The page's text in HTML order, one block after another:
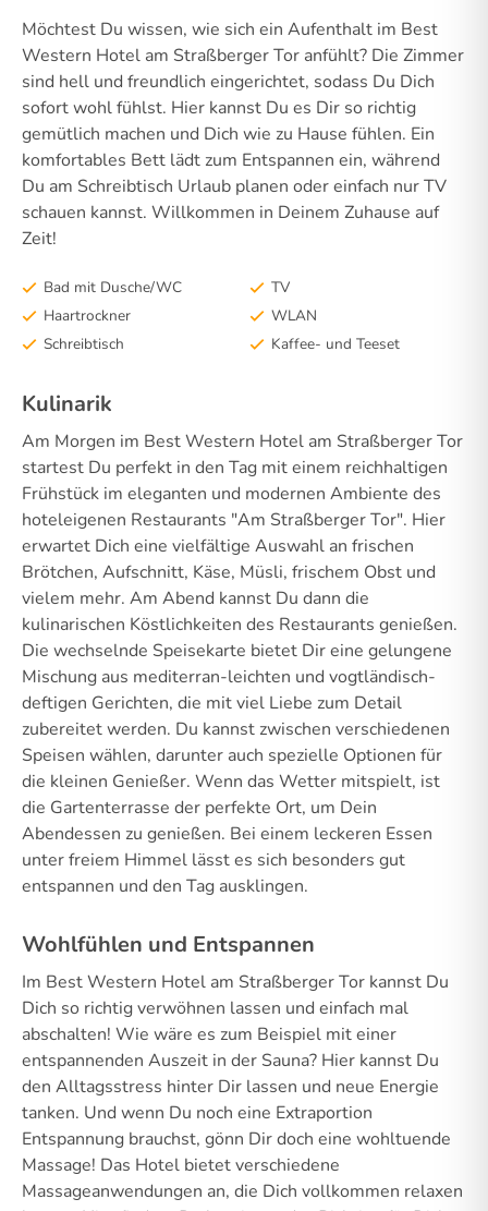
Möchtest Du wissen, wie sich ein Aufenthalt im Best
Western Hotel am Straßberger Tor anfühlt? Die Zimmer
sind hell und freundlich eingerichtet, sodass Du Dich
sofort wohl fühlst. Hier kannst Du es Dir so richtig
gemütlich machen und Dich wie zu Hause fühlen. Ein
komfortables Bett lädt zum Entspannen ein, während
Du am Schreibtisch Urlaub planen oder einfach nur TV
schauen kannst. Willkommen in Deinem Zuhause auf
Zeit!
Bad mit Dusche/WC
Haartrockner
Schreibtisch
TV
WLAN
Kaffee- und Teeset
Kulinarik
Am Morgen im Best Western Hotel am Straßberger Tor
startest Du perfekt in den Tag mit einem reichhaltigen
Frühstück im eleganten und modernen Ambiente des
hoteleigenen Restaurants "Am Straßberger Tor". Hier
erwartet Dich eine vielfältige Auswahl an frischen
Brötchen, Aufschnitt, Käse, Müsli, frischem Obst und
vielem mehr. Am Abend kannst Du dann die
kulinarischen Köstlichkeiten des Restaurants genießen.
Die wechselnde Speisekarte bietet Dir eine gelungene
Mischung aus mediterran-leichten und vogtländisch-
deftigen Gerichten, die mit viel Liebe zum Detail
zubereitet werden. Du kannst zwischen verschiedenen
Speisen wählen, darunter auch spezielle Optionen für
die kleinen Genießer. Wenn das Wetter mitspielt, ist
die Gartenterrasse der perfekte Ort, um Dein
Abendessen zu genießen. Bei einem leckeren Essen
unter freiem Himmel lässt es sich besonders gut
entspannen und den Tag ausklingen.
Wohlfühlen und Entspannen
Im Best Western Hotel am Straßberger Tor kannst Du
Dich so richtig verwöhnen lassen und einfach mal
abschalten! Wie wäre es zum Beispiel mit einer
entspannenden Auszeit in der Sauna? Hier kannst Du
den Alltagsstress hinter Dir lassen und neue Energie
tanken. Und wenn Du noch eine Extraportion
Entspannung brauchst, gönn Dir doch eine wohltuende
Massage! Das Hotel bietet verschiedene
Massageanwendungen an, die Dich vollkommen relaxen